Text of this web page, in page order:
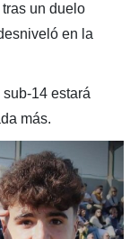
tras un duelo
en la
14 estará
más.